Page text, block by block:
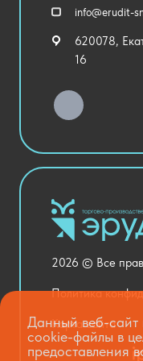
Спортивный зал
Уличное
Хозяйственные
Столовая и
Оснащение
Медицинский
Национальные
info@erudit-
620078,
16
2026 © Все
Политика
Карта сайта
Данный веб-сайт
cookie-файлы в
предоставления